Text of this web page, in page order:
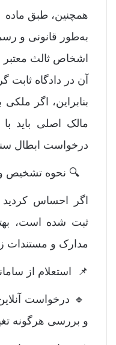
به‌طور قانونی و
اشخاص ثالث معتبر
آن در دادگاه ثابت
بنابراین، اگر
مالک اصلی باید
درخواست ابطال
🔍 نحوه تشخیص
اگر احساس
ثبت شده است،
مدارک و مستندات
📌 استعلام از
🔹 درخواست
و بررسی هرگونه